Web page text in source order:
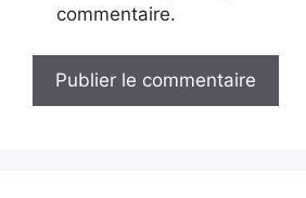
commentaire.